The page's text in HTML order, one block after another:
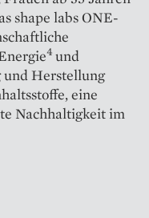
shape labs ONE-
4 und
Herstellung
eine
Nachhaltigkeit im